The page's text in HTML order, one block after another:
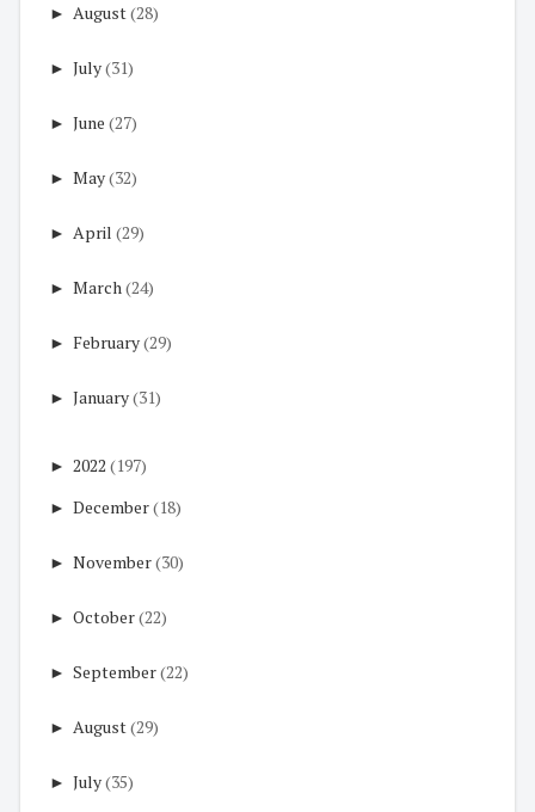
► August(28)
► July(31)
► June (27)
► May(32)
► April (29)
► March(24)
► February(29)
► January(31)
► 2022 (197)
► December(18)
► November(30)
► October(22)
► September(22)
► August(29)
► July(35)